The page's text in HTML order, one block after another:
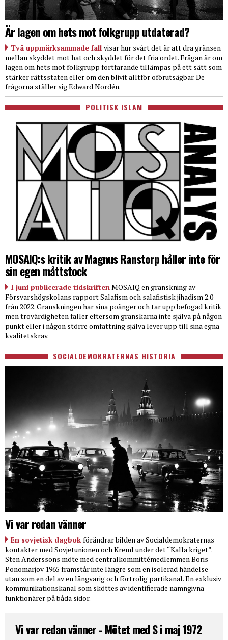
Är lagen om hets mot folkgrupp utdaterad?
Två uppmärksammade fall visar hur svårt det är att dra gränsen
mellan skyddet mot hat och skyddet för det fria ordet. Frågan är om
lagen om hets mot folkgrupp fortfarande tillämpas på ett sätt som
stärker rättsstaten eller om den blivit alltför oförutsägbar. De
frågorna ställer sig Edward Nordén.
POLITISK ISLAM
MOSAIQ:s kritik av Magnus Ranstorp håller inte för
sin egen måttstock
I juni publicerade tidskriften MOSAIQ en granskning av
Försvarshögskolans rapport Salafism och salafistisk jihadism 2.0
från 2022. Granskningen har sina poänger och tar upp befogad kritik
men trovärdigheten faller eftersom granskarna inte själva på någon
punkt eller i någon större omfattning själva lever upp till sina egna
kvalitetskrav.
SOCIALDEMOKRATERNAS HISTORIA
Vi var redan vänner
En sovjetisk dagbok förändrar bilden av Socialdemokraternas
kontakter med Sovjetunionen och Kreml under det “Kalla kriget”.
Sten Anderssons möte med centralkommittémedlemmen Boris
Ponomarjov 1965 framstår inte längre som en isolerad händelse
utan som en del av en långvarig och förtrolig partikanal. En exklusiv
kommunikationskanal som sköttes av identifierade namngivna
funktionärer på båda sidor.
Vi var redan vänner - Mötet med S i maj 1972